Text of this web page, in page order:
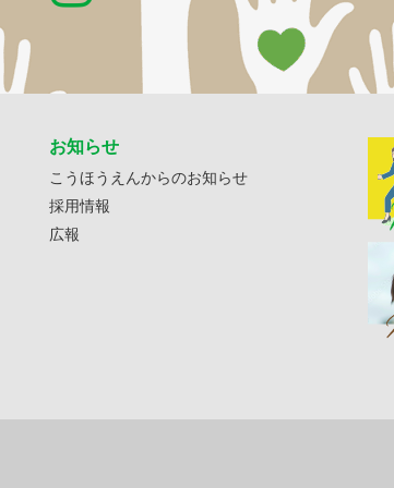
お知らせ
こうほうえんからのお知らせ
採用情報
広報